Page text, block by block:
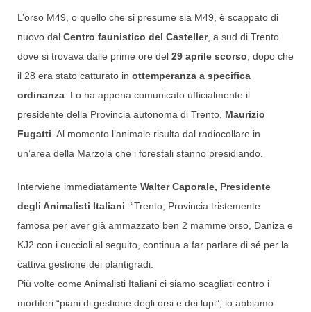
L’orso M49, o quello che si presume sia M49, è scappato di
nuovo dal Centro faunistico del Casteller, a sud di Trento
dove si trovava dalle prime ore del 29 aprile scorso , dopo che
il 28 era stato catturato in ottemperanza a specifica
ordinanza . Lo ha appena comunicato ufficialmente il
presidente della Provincia autonoma di Trento, Maurizio
Fugatti . Al momento l’animale risulta dal radiocollare in
un’area della Marzola che i forestali stanno presidiando.
Interviene immediatamente Walter Caporale, Presidente
degli Animalisti Italiani: “Trento, Provincia tristemente
famosa per aver già ammazzato ben 2 mamme orso, Daniza e
KJ2 con i cuccioli al seguito, continua a far parlare di sé per la
cattiva gestione dei plantigradi.
Più volte come Animalisti Italiani ci siamo scagliati contro i
mortiferi “piani di gestione degli orsi e dei lupi”; lo abbiamo